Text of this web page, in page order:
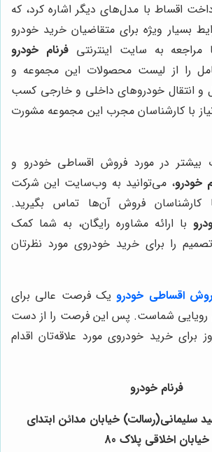
اقساط با مدل‌های دیگر اشاره کرد، که
بسیار ویژه برای متقاضیان خرید خودرو
به سایت اینترنتیفرنام خودرو
را از لیست محصولات این مجموعه و
و انتقال خودروهای داخلی و خارجی کسب
با کارشناسان مجرب این مجموعه مشورت
بیشتر در مورد فروش اقساطی خودرو و
خودرو، می‌توانید به وب‌سایت این شرکت
کارشناسان فروش آن‌ها تماس بگیرید.
با ارائه مشاوره رایگان، به شما کمک
را برای خرید خودروی مورد نظرتان
اقساطی خودرویک فرصت عالی برای
رویایی شماست. پس این فرصت را از دست
برای خرید خودروی مورد علاقه‌تان اقدام
فرنام خودرو
سلیمانی(رسالت) خیابان مدائن ابتدای
خیابان اخلاقی پلاک 80